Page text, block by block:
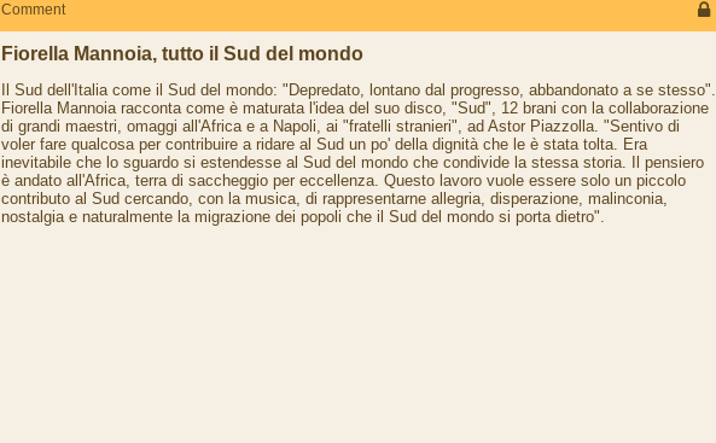
Comment
Fiorella Mannoia, tutto il Sud del mondo
Il Sud dell'Italia come il Sud del mondo: "Depredato, lontano dal progresso, abbandonato a se stesso".
Fiorella Mannoia racconta come è maturata l'idea del suo disco, "Sud", 12 brani con la collaborazione
di grandi maestri, omaggi all'Africa e a Napoli, ai "fratelli stranieri", ad Astor Piazzolla. "Sentivo di
voler fare qualcosa per contribuire a ridare al Sud un po' della dignità che le è stata tolta. Era
inevitabile che lo sguardo si estendesse al Sud del mondo che condivide la stessa storia. Il pensiero
è andato all'Africa, terra di saccheggio per eccellenza. Questo lavoro vuole essere solo un piccolo
contributo al Sud cercando, con la musica, di rappresentarne allegria, disperazione, malinconia,
nostalgia e naturalmente la migrazione dei popoli che il Sud del mondo si porta dietro".